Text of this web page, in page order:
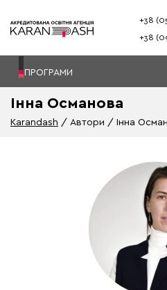
+38
+38
ПРОГРАМИ
Інна Османова
Karandash Автори Інна